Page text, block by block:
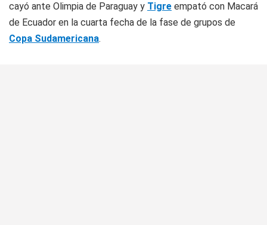
cayó ante Olimpia de Paraguay y Tigre empató con Macará
de Ecuador en la cuarta fecha de la fase de grupos de
Copa Sudamericana.